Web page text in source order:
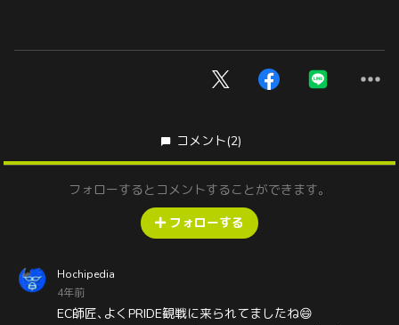
コメント(2)
フォローするとコメントすることができます。
フォローする
Hochipedia
4年前
EC師匠､よくPRIDE観戦に来られてましたね😄